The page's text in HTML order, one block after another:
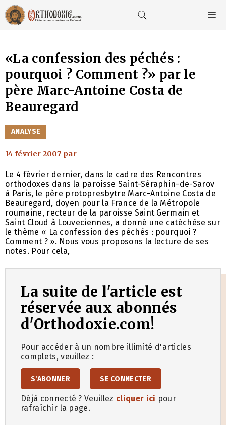
Aller
au
contenu
«La confession des péchés :
pourquoi ? Comment ?» par le
père Marc-Antoine Costa de
Beauregard
CATÉGORIES
ANALYSE
14 février 2007 par
Le 4 février dernier, dans le cadre des Rencontres
orthodoxes dans la paroisse Saint-Séraphin-de-Sarov
à Paris, le père protopresbytre Marc-Antoine Costa de
Beauregard, doyen pour la France de la Métropole
roumaine, recteur de la paroisse Saint Germain et
Saint Cloud à Louveciennes, a donné une catéchèse sur
le thème « La confession des péchés : pourquoi ?
Comment ? ». Nous vous proposons la lecture de ses
notes. Pour cela,
La suite de l'article est
réservée aux abonnés
d'Orthodoxie.com!
Pour accéder à un nombre illimité d'articles
complets, veuillez :
S'ABONNER SE CONNECTER
Déjà connecté ? Veuillez cliquer ici pour
rafraîchir la page.